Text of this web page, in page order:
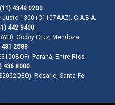
4349 0200
1300 (C1107AAZ). C.A.B.A.
442 9400
Godoy Cruz, Mendoza
431 2583
Paraná, Entre Ríos
436 8000
Rosario, Santa Fe